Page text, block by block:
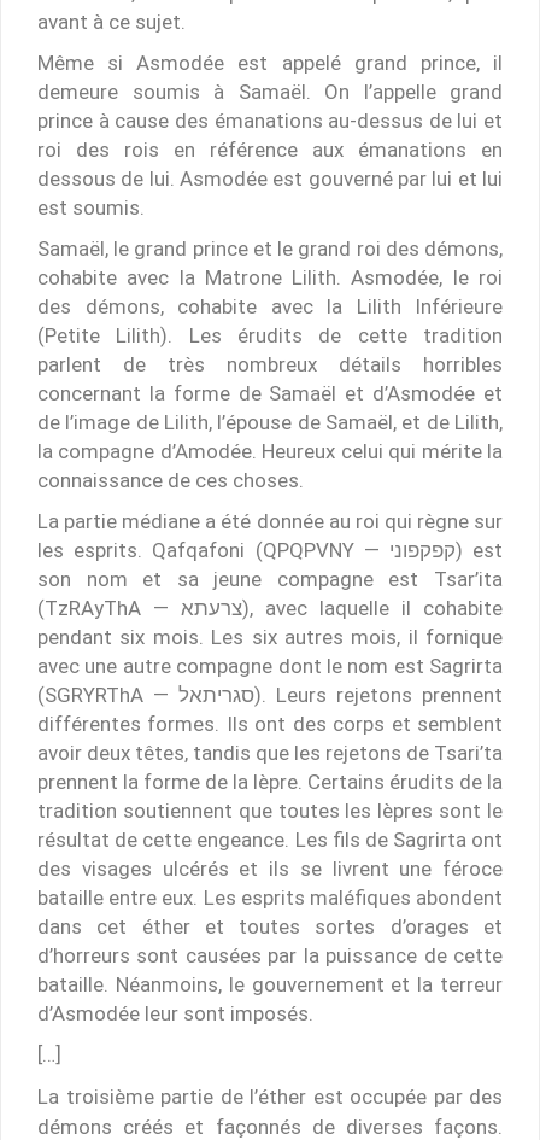
avant à ce sujet.
Même si Asmodée est appelé grand prince, il
demeure soumis à Samaël. On l’appelle grand
prince à cause des émanations au-dessus de lui et
roi des rois en référence aux émanations en
dessous de lui. Asmodée est gouverné par lui et lui
est soumis.
Samaël, le grand prince et le grand roi des démons,
cohabite avec la Matrone Lilith. Asmodée, le roi
des démons, cohabite avec la Lilith Inférieure
(Petite Lilith). Les érudits de cette tradition
parlent de très nombreux détails horribles
concernant la forme de Samaël et d’Asmodée et
de l’image de Lilith, l’épouse de Samaël, et de Lilith,
la compagne d’Amodée. Heureux celui qui mérite la
connaissance de ces choses.
La partie médiane a été donnée au roi qui règne sur
les esprits. Qafqafoni (QPQPVNY — קפקפוני) est
son nom et sa jeune compagne est Tsar’ita
(TzRAyThA — צרעתא), avec laquelle il cohabite
pendant six mois. Les six autres mois, il fornique
avec une autre compagne dont le nom est Sagrirta
(SGRYRThA — סגריתאל). Leurs rejetons prennent
différentes formes. Ils ont des corps et semblent
avoir deux têtes, tandis que les rejetons de Tsari’ta
prennent la forme de la lèpre. Certains érudits de la
tradition soutiennent que toutes les lèpres sont le
résultat de cette engeance. Les fils de Sagrirta ont
des visages ulcérés et ils se livrent une féroce
bataille entre eux. Les esprits maléfiques abondent
dans cet éther et toutes sortes d’orages et
d’horreurs sont causées par la puissance de cette
bataille. Néanmoins, le gouvernement et la terreur
d’Asmodée leur sont imposés.
[…]
La troisième partie de l’éther est occupée par des
démons créés et façonnés de diverses façons.